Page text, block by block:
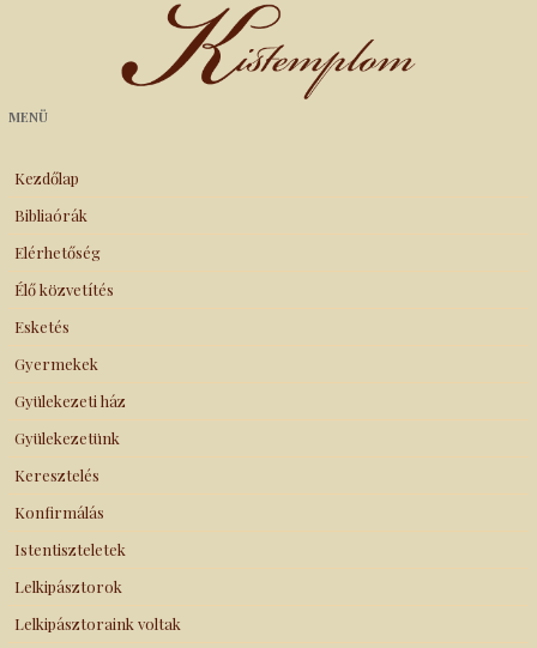
Kistemplom
MENÜ
Kezdőlap
Bibliaórák
Elérhetőség
Élő közvetítés
Esketés
Gyermekek
Gyülekezeti ház
Gyülekezetünk
Keresztelés
Konfirmálás
Istentiszteletek
Lelkipásztorok
Lelkipásztoraink voltak